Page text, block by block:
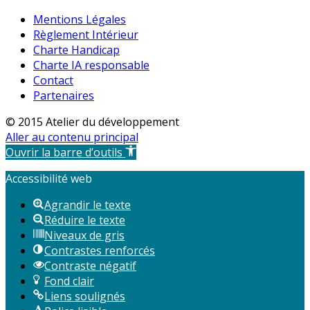
Mentions Légales
Règlement Intérieur
Charte Handicap
Charte IA responsable
Contact
Partenaires
© 2015 Atelier du développement
Aller au contenu principal
Ouvrir la barre d’outils
Accessibilité web
Agrandir le texte
Réduire le texte
Niveaux de gris
Contrastes renforcés
Contraste négatif
Fond clair
Liens soulignés